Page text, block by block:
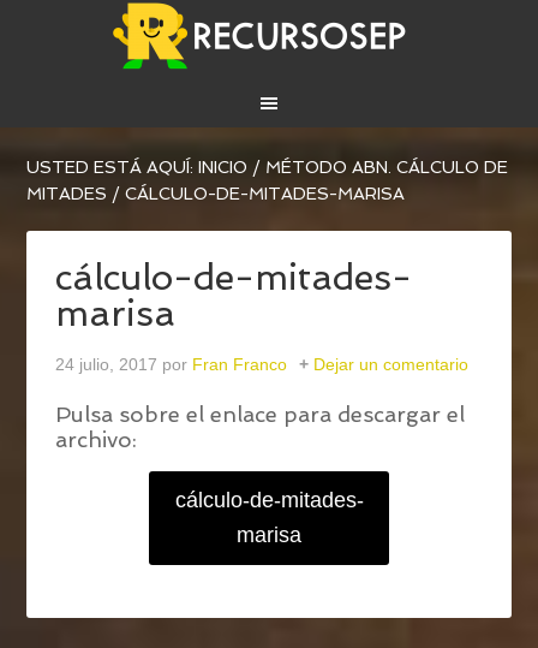
USTED ESTÁ AQUÍ:INICIO / MÉTODO ABN. CÁLCULO DE
MITADES / CÁLCULO-DE-MITADES-MARISA
cálculo-de-mitades-
marisa
24 julio, 2017 por Fran Franco Dejar un comentario
Pulsa sobre el enlace para descargar el
archivo:
cálculo-de-mitades-
marisa